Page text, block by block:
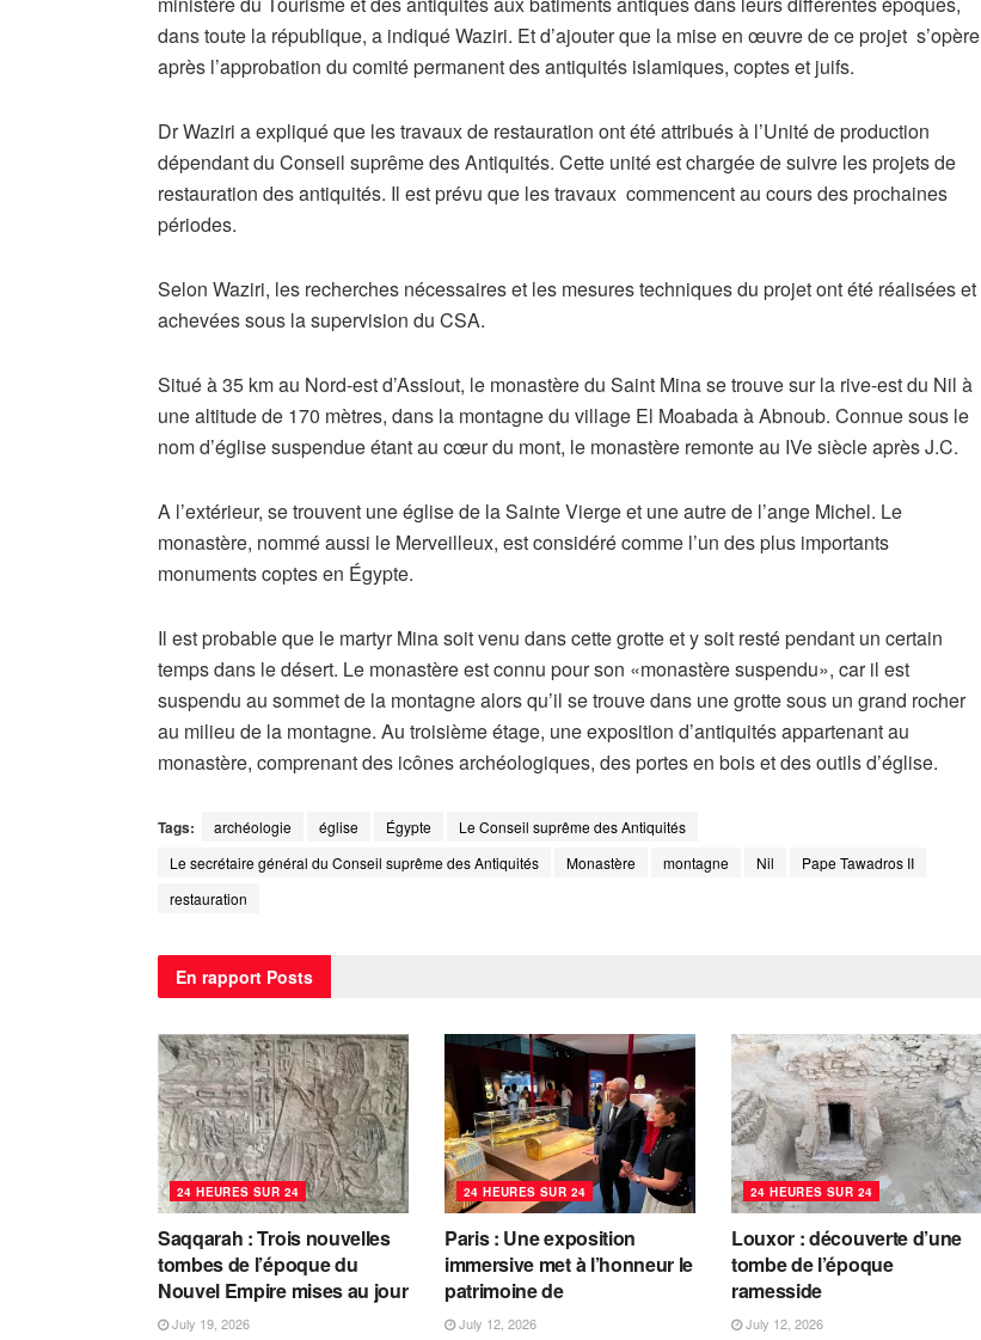
dans toute la république, a indiqué Waziri. Et d’ajouter que la mise en œuvre de ce projet s’opère
après l’approbation du comité permanent des antiquités islamiques, coptes et juifs.
Dr Waziri a expliqué que les travaux de restauration ont été attribués à l’Unité de production
dépendant du Conseil suprême des Antiquités. Cette unité est chargée de suivre les projets de
restauration des antiquités. Il est prévu que les travaux commencent au cours des prochaines
périodes.
Selon Waziri, les recherches nécessaires et les mesures techniques du projet ont été réalisées et
achevées sous la supervision du CSA.
Situé à 35 km au Nord-est d’Assiout, le monastère du Saint Mina se trouve sur la rive-est du Nil à
une altitude de 170 mètres, dans la montagne du village El Moabada à Abnoub. Connue sous le
nom d’église suspendue étant au cœur du mont, le monastère remonte au IVe siècle après J.C.
A l’extérieur, se trouvent une église de la Sainte Vierge et une autre de l’ange Michel. Le
monastère, nommé aussi le Merveilleux, est considéré comme l’un des plus importants
monuments coptes en Égypte.
Il est probable que le martyr Mina soit venu dans cette grotte et y soit resté pendant un certain
temps dans le désert. Le monastère est connu pour son «monastère suspendu», car il est
suspendu au sommet de la montagne alors qu’il se trouve dans une grotte sous un grand rocher
au milieu de la montagne. Au troisième étage, une exposition d’antiquités appartenant au
monastère, comprenant des icônes archéologiques, des portes en bois et des outils d’église.
Tags: archéologie église Égypte
Le Conseil suprême des Antiquités
Le secrétaire général du Conseil suprême des Antiquités
Monastère montagne Nil
Pape Tawadros II
restauration
En rapport Posts
24 HEURES SUR 24
Saqqarah : Trois nouvelles
tombes de l’époque du
Nouvel Empire mises au jour
July 19, 2026
24 HEURES SUR 24
Paris : Une exposition
immersive met à l’honneur le
patrimoine de
July 12, 2026
24 HEURES SUR 24
Louxor : découverte d’une
tombe de l’époque
ramesside
July 12, 2026